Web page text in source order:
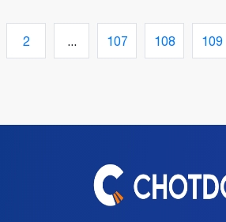
2 107 108 109